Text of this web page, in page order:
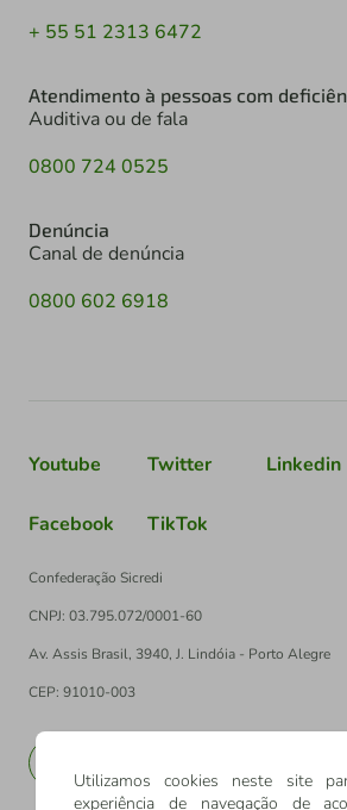
+ 55 51 2313 6472
Atendimento à pessoas com
Auditiva ou de fala
0800 724 0525
Denúncia
Canal de denúncia
0800 602 6918
Youtube Twitter Linkedin
Facebook TikTok
Confederação Sicredi
CNPJ: 03.795.072/0001-60
Av. Assis Brasil, 3940, J. Lindóia - Porto Alegre
CEP: 91010-003
Utilizamos cookies neste site
experiência de navegação de